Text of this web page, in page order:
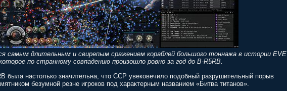
самым длительным и свирепым сражением кораблей большого тоннажа в истории EVE
по странному совпадению произошло ровно за год до B-R5RB.
была настолько значительна, что CCP увековечило подобный разрушительный порыв
безумной резне игроков под характерным названием «Битва титанов».